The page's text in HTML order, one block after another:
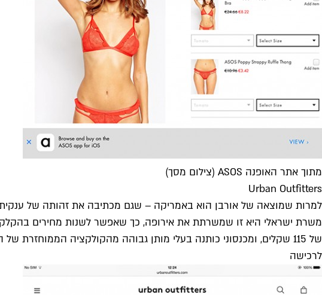
מתוך אתר האופנה ASOS (צילום מסך)
Urban Outfitters
למרות שמוצאה של אורבן הוא באמריקה – שגם מכתיבה את זהותה של
משרת ישראלי היא זו שמשרתת את אירופה, כך שאפשר לשנות מחירים
של 115 שקלים, ומכנסוני כותנה בעלי מותן גבוהה מהקולקציה הממוחזרת של המותג ב-160 שקלים.
לרכישה